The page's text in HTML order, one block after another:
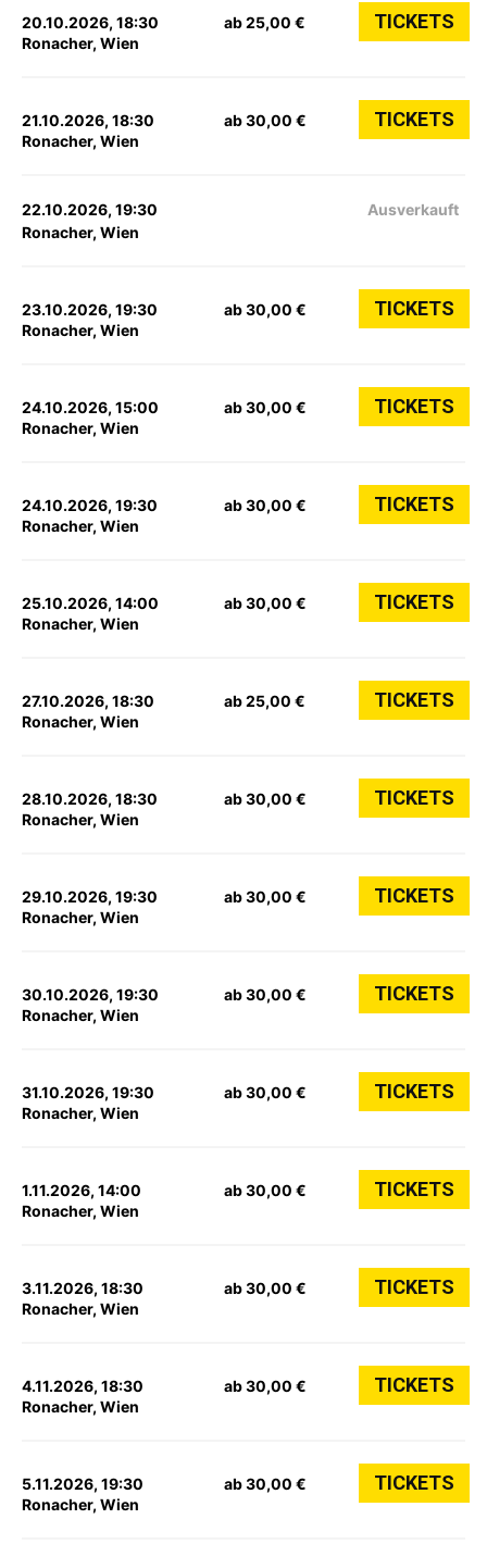
20.10.2026, 18:30
Ronacher, Wien
ab 25,00 € TICKETS
21.10.2026, 18:30
Ronacher, Wien
ab 30,00 € TICKETS
22.10.2026, 19:30
Ronacher, Wien
Ausverkauft
23.10.2026, 19:30
Ronacher, Wien
ab 30,00 € TICKETS
24.10.2026, 15:00
Ronacher, Wien
ab 30,00 € TICKETS
24.10.2026, 19:30
Ronacher, Wien
ab 30,00 € TICKETS
25.10.2026, 14:00
Ronacher, Wien
ab 30,00 € TICKETS
27.10.2026, 18:30
Ronacher, Wien
ab 25,00 € TICKETS
28.10.2026, 18:30
Ronacher, Wien
ab 30,00 € TICKETS
29.10.2026, 19:30
Ronacher, Wien
ab 30,00 € TICKETS
30.10.2026, 19:30
Ronacher, Wien
ab 30,00 € TICKETS
31.10.2026, 19:30
Ronacher, Wien
ab 30,00 € TICKETS
1.11.2026, 14:00
Ronacher, Wien
ab 30,00 € TICKETS
3.11.2026, 18:30
Ronacher, Wien
ab 30,00 € TICKETS
4.11.2026, 18:30
Ronacher, Wien
ab 30,00 € TICKETS
5.11.2026, 19:30
Ronacher, Wien
ab 30,00 € TICKETS